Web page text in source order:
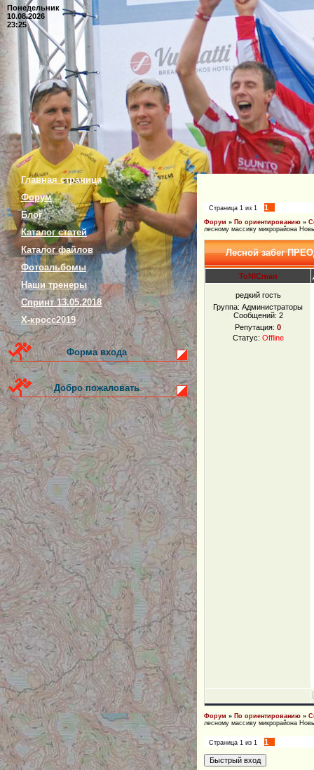
Понедельник
10.08.2026
23:25
Главная страница
Форум
Блог
Каталог статей
Каталог файлов
Фотоальбомы
Наши тренеры
Спринт 13.05.2018
Х-кросс2019
Форма входа
Добро пожаловать
Страница 1 из 1 1
Форум » По ориентированию »
лесному массиву микрорайона
Лесной забег
ToNICman
редкий гость
Группа: Администраторы
Сообщений: 2
Репутация: 0
Статус: Offline
Форум » По ориентированию »
лесному массиву микрорайона
Страница 1 из 1 1